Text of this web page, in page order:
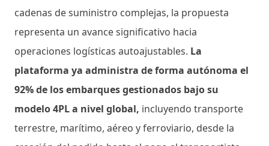
cadenas de suministro complejas, la propuesta
representa un avance significativo hacia
operaciones logísticas autoajustables. La
plataforma ya administra de forma autónoma el
92% de los embarques gestionados bajo su
modelo 4PL a nivel global, incluyendo transporte
terrestre, marítimo, aéreo y ferroviario, desde la